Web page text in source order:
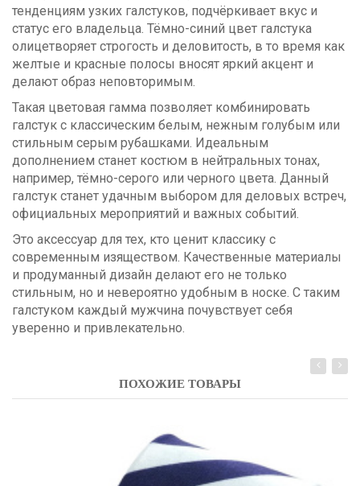
тенденциям узких галстуков, подчёркивает вкус и
статус его владельца. Тёмно-синий цвет галстука
олицетворяет строгость и деловитость, в то время как
желтые и красные полосы вносят яркий акцент и
делают образ неповторимым.
Такая цветовая гамма позволяет комбинировать
галстук с классическим белым, нежным голубым или
стильным серым рубашками. Идеальным
дополнением станет костюм в нейтральных тонах,
например, тёмно-серого или черного цвета. Данный
галстук станет удачным выбором для деловых встреч,
официальных мероприятий и важных событий.
Это аксессуар для тех, кто ценит классику с
современным изяществом. Качественные материалы
и продуманный дизайн делают его не только
стильным, но и невероятно удобным в носке. С таким
галстуком каждый мужчина почувствует себя
уверенно и привлекательно.
ПОХОЖИЕ ТОВАРЫ